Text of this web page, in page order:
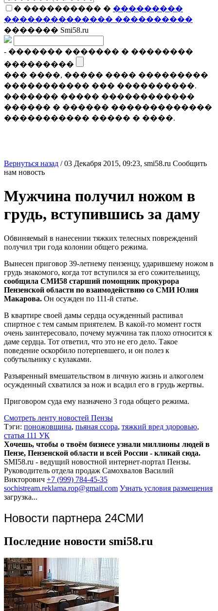
� ���������� � ���������
�������������� ����������
������� Smi58.ru
- ������� ������� � ��������
���������
��� ����, ����� ���� ���������
����������� ��� ����������.
������� ����� ������������
������ � ������ �������������
����������� ����� � ����.
Вернуться назад /03 Декабря 2015, 09:23, smi58.ru Сообщить
нам новость
Мужчина получил ножом в
грудь, вступившись за даму
Обвиняемый в нанесении тяжких телесных повреждений
получил три года колонии общего режима.
Вынесен приговор 39-летнему пензенцу, ударившему ножом в
грудь знакомого, когда тот вступился за его сожительницу,
сообщила СМИ58 старший помощник прокурора
Пензенской области по взаимодействию со СМИ Юлия
Макарова. Он осужден по 111-й статье.
В квартире своей дамы сердца осужденный распивал
спиртное с тем самым приятелем. В какой-то момент гостя
очень заинтересовало, почему мужчина так плохо относится к
даме сердца. Тот ответил, что это не его дело. Такое
поведение оскорбило потерпевшего, и он полез к
собутыльнику с кулаками.
Разъяренный вмешательством в личную жизнь и алкоголем
осужденный схватился за нож и всадил его в грудь жертвы.
Приговором суда ему назначено 3 года общего режима.
Смотреть ленту новостей Пензы
Тэги: поножовщина, пьяная ссора, тяжкий вред здоровью,
статья 111 УК
Хочешь, чтобы о твоём бизнесе узнали миллионы людей в
Пензе, Пензенской области и всей России - кликай сюда.
SMI58.ru - ведущий новостной интернет-портал Пензы.
Руководитель отдела продаж Самохвалов Василий
Викторович +7 (999) 784-45-35
sochistream.reklama.rop@gmail.com Узнать условия размещения
загрузка...
Новости партнера 24СМИ
Последние новости smi58.ru